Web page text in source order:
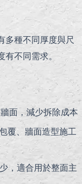
多種不同厚度與尺
不同需求。
面，減少拆除成本
覆、牆面造型施工
，適合用於整面主